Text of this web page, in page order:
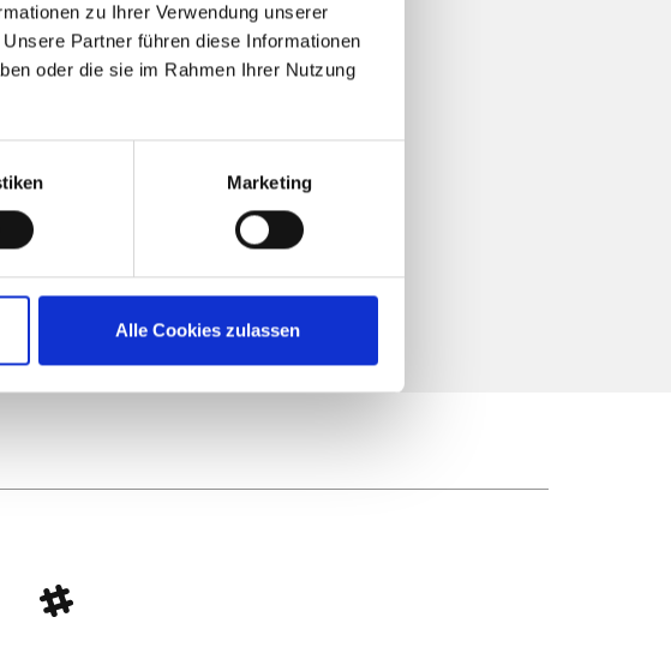
zu Ihrer Verwendung unserer
Partner führen diese Informationen
oder die sie im Rahmen Ihrer Nutzung
Marketing
Alle Cookies zulassen
Slack